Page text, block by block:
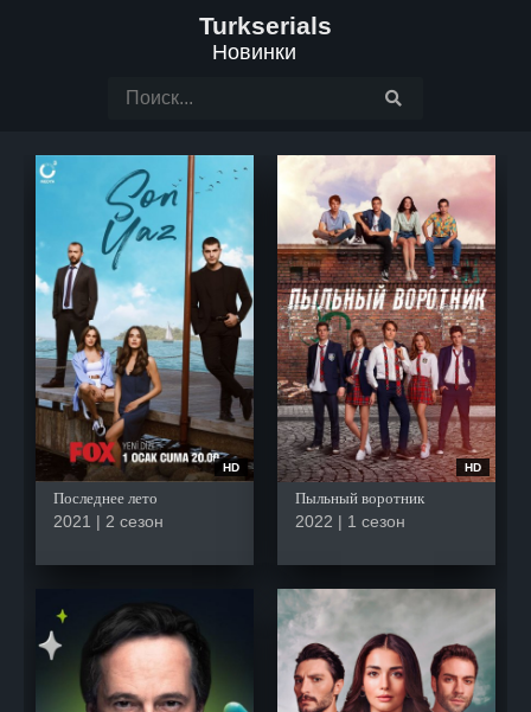
Turkserials
Новинки
HD
Последнее лето
2021 | 2 сезон
HD
Пыльный воротник
2022 | 1 сезон